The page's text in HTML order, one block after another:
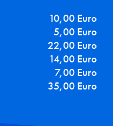
10,00 Euro
5,00 Euro
22,00 Euro
14,00 Euro
7,00 Euro
35,00 Euro